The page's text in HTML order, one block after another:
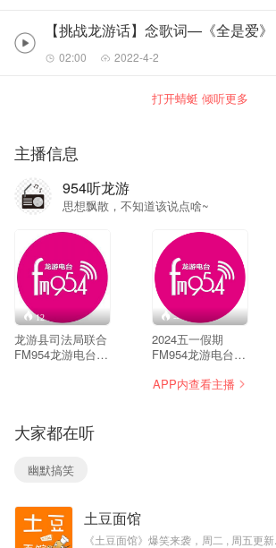
【挑战龙游话】念歌词—《全是爱》
02:00 2022-4-2
打开蜻蜓 倾听更多
主播信息
954听龙游
思想飘散，不知道该说点啥~
12
龙游县司法局联合
FM954龙游电台联
--
2024五一假期
FM954龙游电台特
嘻”，每天一期带你
APP内查看主播
大家都在听
幽默搞笑
土豆面馆
《土豆面馆》爆笑来袭，周二 , 周五更新...